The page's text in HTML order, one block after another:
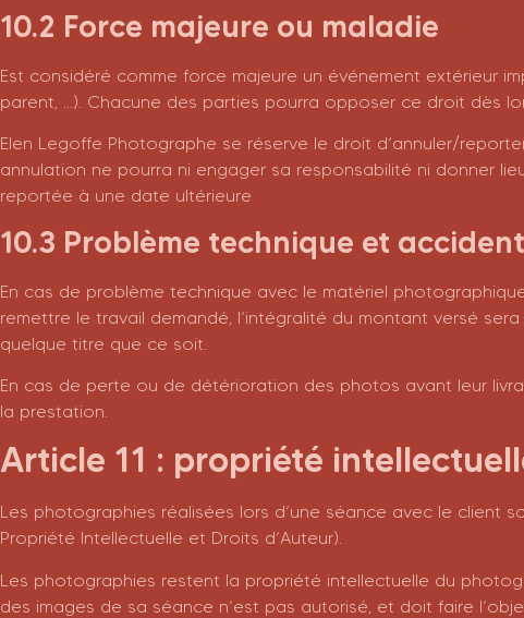
10.2 Force majeure ou maladie
Est considéré comme force majeure un événement extérieur
parent, …). Chacune des parties pourra opposer ce droit dès
Elen Legoffe Photographe se réserve le droit d’annuler/
annulation ne pourra ni engager sa responsabilité ni donner
reportée à une date ultérieure
10.3 Problème technique et accident
En cas de problème technique avec le matériel
remettre le travail demandé, l’intégralité du montant versé
quelque titre que ce soit.
En cas de perte ou de détérioration des photos avant leur
la prestation.
Article 11 : propriété
Les photographies réalisées lors d’une séance avec le client
Propriété Intellectuelle et Droits d’Auteur).
Les photographies restent la propriété intellectuelle du
des images de sa séance n’est pas autorisé, et doit faire